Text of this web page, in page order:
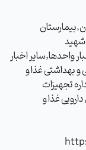
درمان,بیمارستان
شهید
واحدها,سایر اخبار
و بهداشتی غذا و
تجهیزات
غذا و